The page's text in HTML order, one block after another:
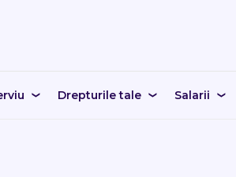
Drepturile tale Salarii